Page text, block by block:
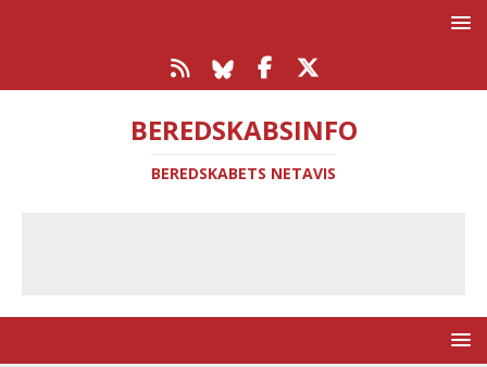
BEREDSKABSINFO
BEREDSKABETS NETAVIS